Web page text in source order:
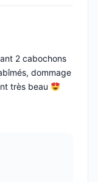
2 cabochons
dommage
très beau